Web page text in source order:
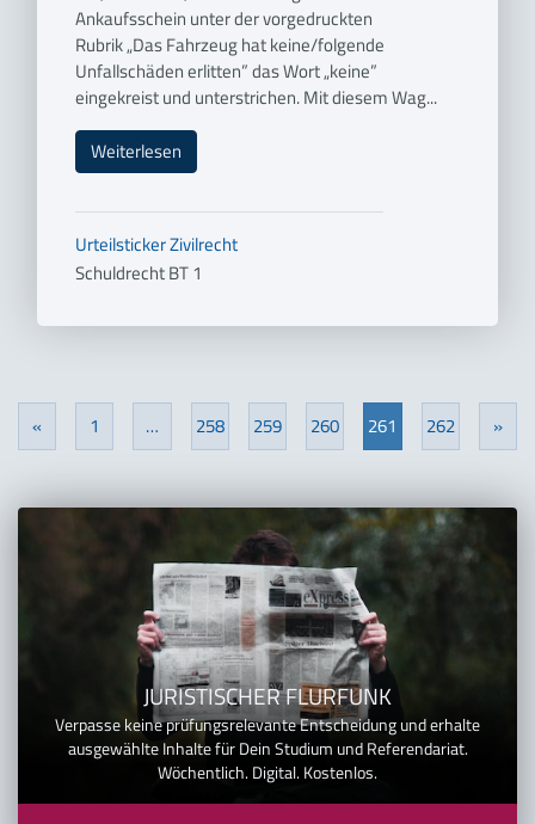
Ankaufsschein unter der vorgedruckten
Rubrik „Das Fahrzeug hat keine/folgende
Unfallschäden erlitten” das Wort „keine”
eingekreist und unterstrichen. Mit diesem Wag...
Weiterlesen
UrteilstickerZivilrecht
Schuldrecht BT 1
«
Previous
1 … 258 259 260 261 262 »
JURISTISCHER FLURFUNK
Verpasse keine prüfungsrelevante Entscheidung und erhalte
ausgewählte Inhalte für Dein Studium und Referendariat.
Wöchentlich. Digital. Kostenlos.